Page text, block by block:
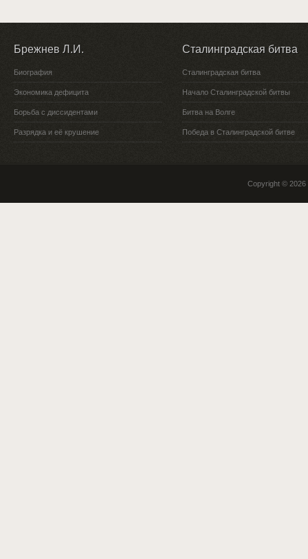
Брежнев Л.И.
Биография
Экономика дефицита
Борьба с диссидентами
Разрядка и её крушение
Сталинградская битва
Сталинградская битва
Начало Сталинградской битвы
Битва на Волге
Победа в Сталинградской битве
Copyright © 2026